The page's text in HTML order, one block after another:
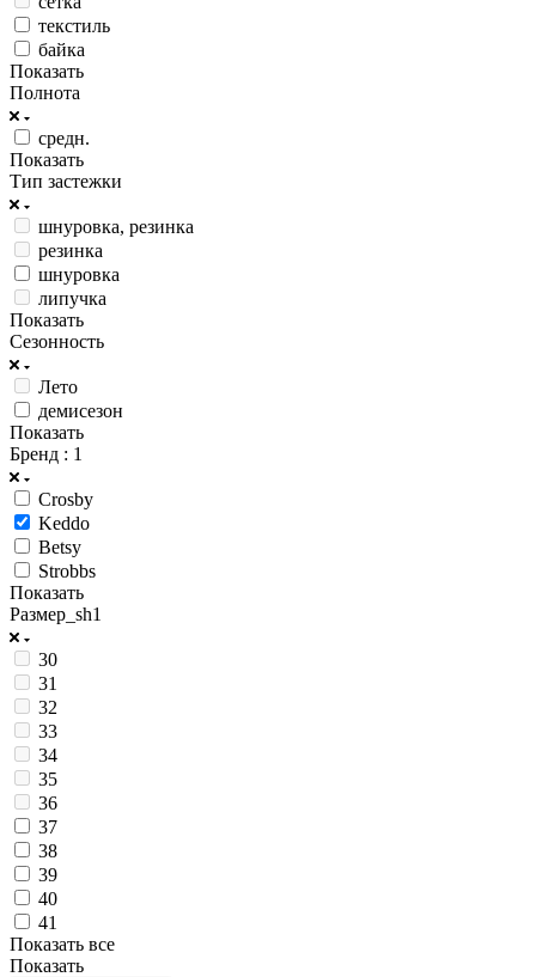
текстиль
байка
Показать
Полнота
средн.
Показать
Тип застежки
шнуровка, резинка
резинка
шнуровка
липучка
Показать
Сезонность
Лето
демисезон
Показать
Бренд : 1
Crosby
Keddo
Betsy
Strobbs
Показать
Размер_sh1
30
31
32
33
34
35
36
37
38
39
40
41
Показать все
Показать